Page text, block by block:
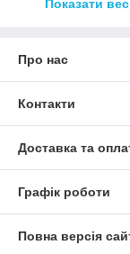
Показати
Про нас
Контакти
Доставка та
Графік роботи
Повна версія